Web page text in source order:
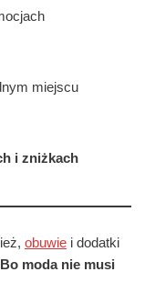
miejscu
i zniżkach
obuwie i dodatki
Bo moda nie musi